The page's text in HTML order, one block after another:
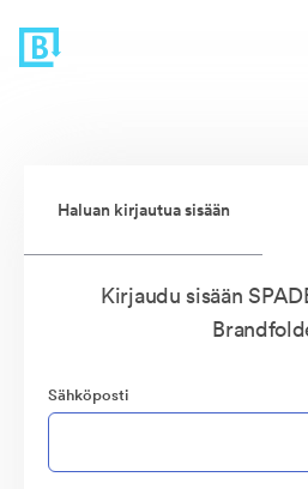
Haluan kirjautua sisään
Kirjaudu sisään
Sähköposti